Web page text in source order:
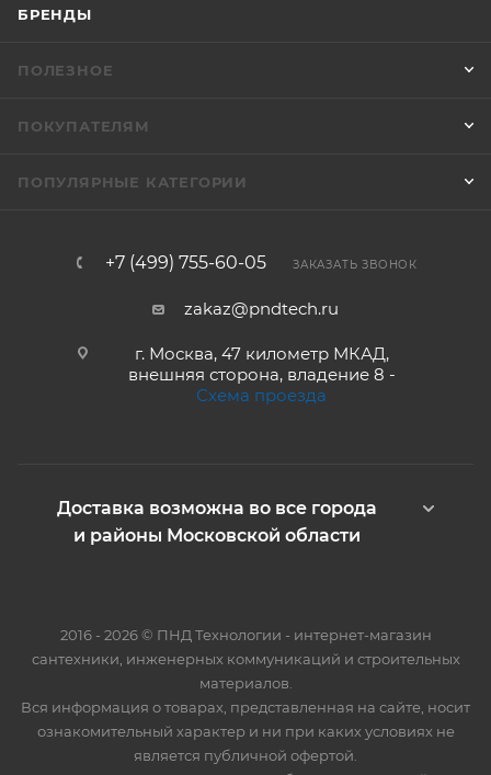
БРЕНДЫ
ПОЛЕЗНОЕ
ПОКУПАТЕЛЯМ
ПОПУЛЯРНЫЕ КАТЕГОРИИ
+7 (499) 755-60-05 ЗАКАЗАТЬ ЗВОНОК
zakaz@pndtech.ru
г. Москва, 47 километр МКАД,
внешняя сторона, владение 8 -
Схема проезда
Доставка возможна во все города
и районы Московской области
2016 - 2026 © ПНД Технологии - интернет-магазин
сантехники, инженерных коммуникаций и строительных
материалов.
Вся информация о товарах, представленная на сайте, носит
ознакомительный характер и ни при каких условиях не
является публичной офертой.